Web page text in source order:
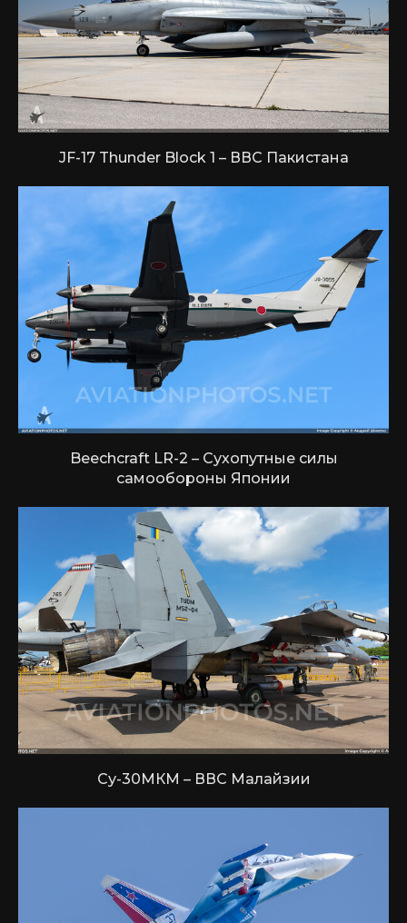
JF-17 Thunder Block 1 – ВВС Пакистана
Beechcraft LR-2 – Сухопутные силы
самообороны Японии
Су-30МКМ – ВВС Малайзии